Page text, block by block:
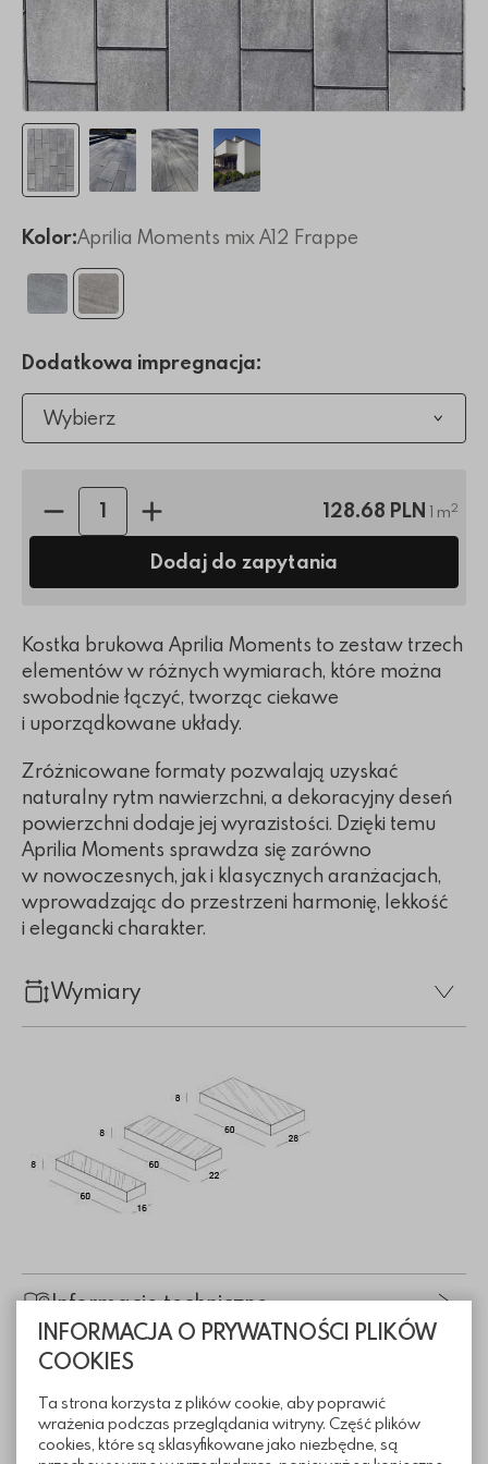
INFORMACJA O PRYWATNOŚCI PLIKÓW
COOKIES
Ta strona korzysta z plików cookie, aby poprawić
wrażenia podczas przeglądania witryny. Część plików
cookies, które są sklasyfikowane jako niezbędne, są
Kolor:Aprilia Moments mix A12 Frappe
Dodatkowa impregnacja:
Wybierz
Ilość sztuk: 128.68 PLN 1 m2
Dodaj do zapytania
Kostka brukowa Aprilia Moments to zestaw trzech
elementów w różnych wymiarach, które można
swobodnie łączyć, tworząc ciekawe
i uporządkowane układy.
Zróżnicowane formaty pozwalają uzyskać
naturalny rytm nawierzchni, a dekoracyjny deseń
powierzchni dodaje jej wyrazistości. Dzięki temu
Aprilia Moments sprawdza się zarówno
w nowoczesnych, jak i klasycznych aranżacjach,
wprowadzając do przestrzeni harmonię, lekkość
i elegancki charakter.
Wymiary
Informacje techniczne
Pliki do pobrania